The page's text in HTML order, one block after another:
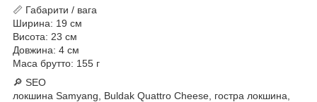
📏 Габарити / вага
Ширина: 19 см
Висота: 23 см
Довжина: 4 см
Маса брутто: 155 г
🔎 SEO
локшина Samyang, Buldak Quattro Cheese, гостра локшина,